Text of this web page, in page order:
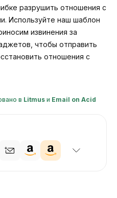
разрушить отношения с
Используйте наш шаблон
извинения за
чтобы отправить
отношения с
в Litmusи Email on Acid